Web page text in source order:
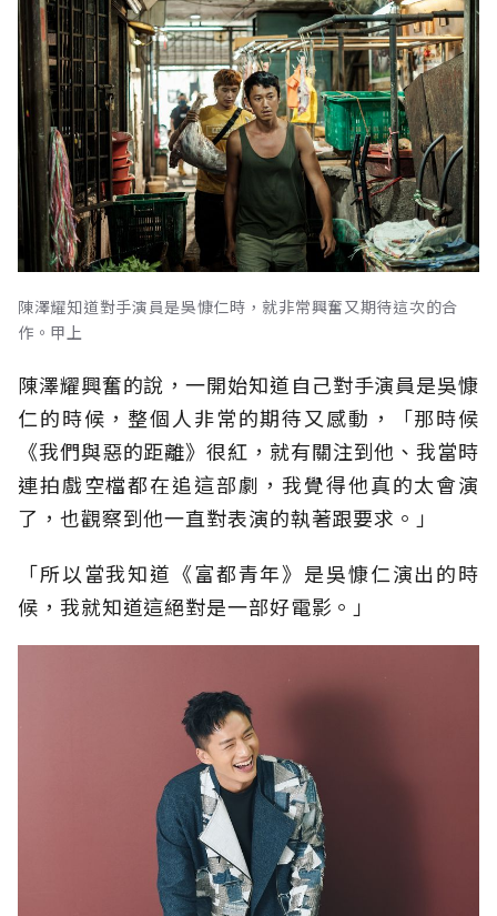
陳澤耀知道對手演員是吳慷仁時，就非常興奮又期待這次的合
作。甲上
陳澤耀興奮的說，一開始知道自己對手演員是吳慷
仁的時候，整個人非常的期待又感動，「那時候
《我們與惡的距離》很紅，就有關注到他、我當時
連拍戲空檔都在追這部劇，我覺得他真的太會演
了，也觀察到他一直對表演的執著跟要求。」
「所以當我知道《富都青年》是吳慷仁演出的時
候，我就知道這絕對是一部好電影。」